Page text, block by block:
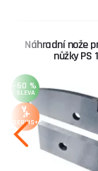
Náhradní nože
nůžky PS
-60 %
SLEVA
SERVIS+